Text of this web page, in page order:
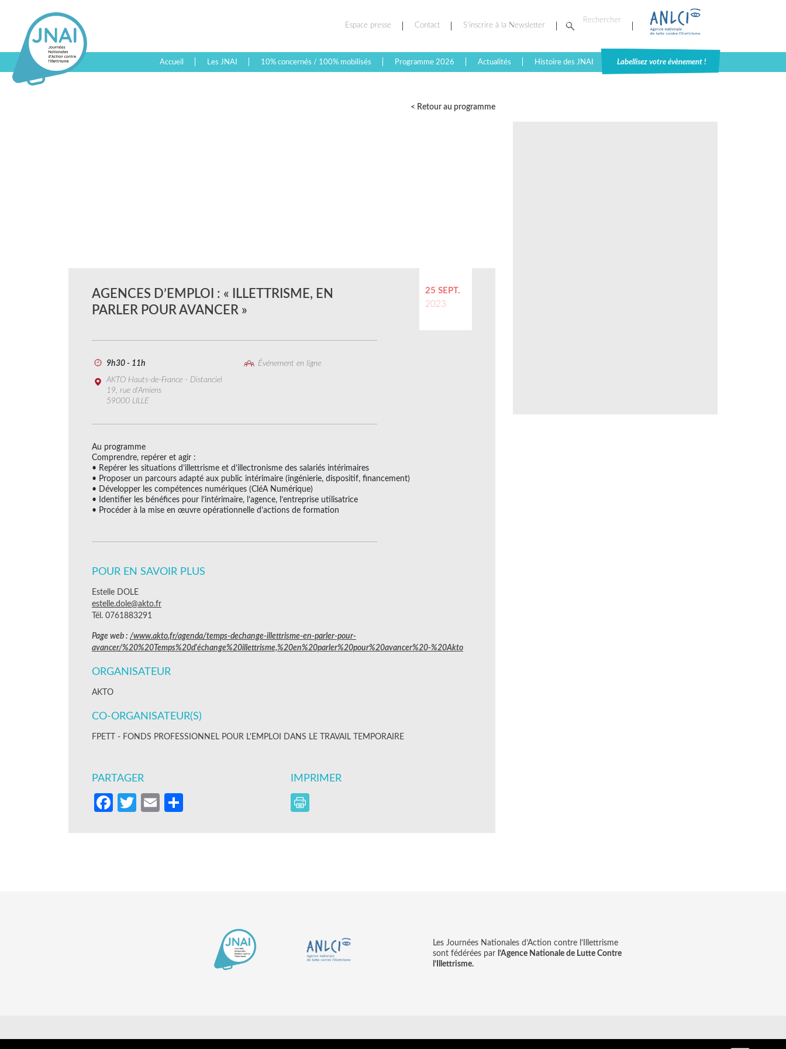
Espace presse Contact S’inscrire à la Newsletter
Accueil Les JNAI 10% concernés / 100% mobilisés Programme 2026 Actualités Histoire des JNAI Labellisez votre évènement !
< Retour au programme
25 SEPT.
2023
AGENCES D’EMPLOI : « ILLETTRISME, EN
PARLER POUR AVANCER »
9h30 - 11h
Événement en ligne
AKTO Hauts-de-France - Distanciel
19, rue d'Amiens
59000 LILLE
Au programme
Comprendre, repérer et agir :
• Repérer les situations d’illettrisme et d’illectronisme des salariés intérimaires
• Proposer un parcours adapté aux public intérimaire (ingénierie, dispositif, financement)
• Développer les compétences numériques (CléA Numérique)
• Identifier les bénéfices pour l’intérimaire, l’agence, l’entreprise utilisatrice
• Procéder à la mise en œuvre opérationnelle d’actions de formation
POUR EN SAVOIR PLUS
Estelle DOLE
estelle.dole@akto.fr
Tél. 0761883291
Page web : /www.akto.fr/agenda/temps-dechange-illettrisme-en-parler-pour-
avancer/%20%20Temps%20d'échange%20illettrisme,%20en%20parler%20pour%20avancer%20-%20Akto
ORGANISATEUR
AKTO
CO-ORGANISATEUR(S)
FPETT - FONDS PROFESSIONNEL POUR L'EMPLOI DANS LE TRAVAIL TEMPORAIRE
PARTAGER
Facebook
Twitter
Email
IMPRIMER
Les Journées Nationales d’Action contre l’Illettrisme
sont fédérées par l’Agence Nationale de Lutte Contre
l’Illettrisme.